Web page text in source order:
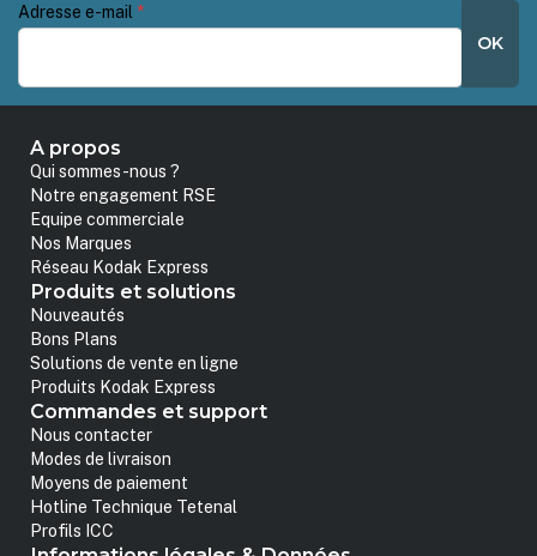
Adresse e-mail *
OK
A propos
Qui sommes-nous ?
Notre engagement RSE
Equipe commerciale
Nos Marques
Réseau Kodak Express
Produits et solutions
Nouveautés
Bons Plans
Solutions de vente en ligne
Produits Kodak Express
Commandes et support
Nous contacter
Modes de livraison
Moyens de paiement
Hotline Technique Tetenal
Profils ICC